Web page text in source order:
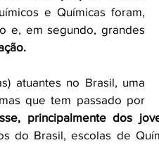
e Químicas foram,
e, em segundo, grandes
atuantes no Brasil, uma
que tem passado por
principalmente dos
do Brasil, escolas de